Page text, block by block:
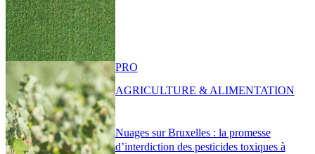
Nuages sur Bruxelles : la promesse
d’interdiction des pesticides toxiques à
PRO
AGRICULTURE & ALIMENTATION